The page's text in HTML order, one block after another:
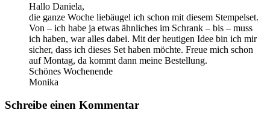
Hallo Daniela,
die ganze Woche liebäugel ich schon mit diesem Stempelset.
Von – ich habe ja etwas ähnliches im Schrank – bis – muss
ich haben, war alles dabei. Mit der heutigen Idee bin ich mir
sicher, dass ich dieses Set haben möchte. Freue mich schon
auf Montag, da kommt dann meine Bestellung.
Schönes Wochenende
Monika
Schreibe einen Kommentar